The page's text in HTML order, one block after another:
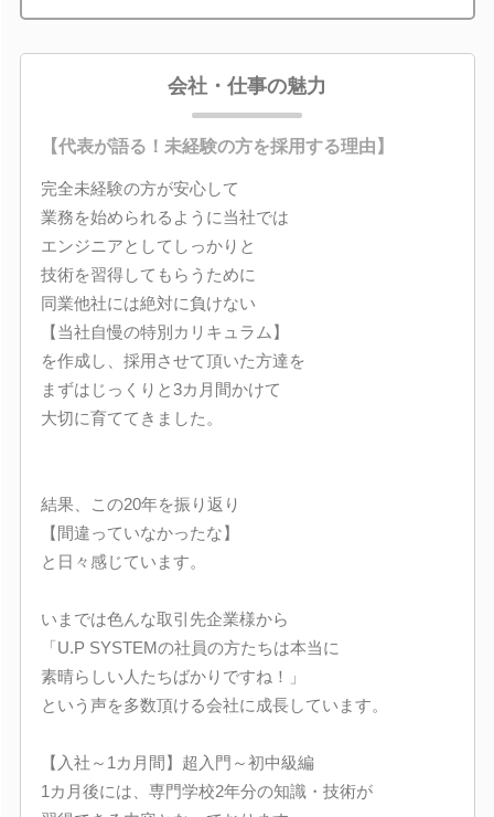
会社・仕事の魅力
【代表が語る！未経験の方を採用する理由】
完全未経験の方が安心して
業務を始められるように当社では
エンジニアとしてしっかりと
技術を習得してもらうために
同業他社には絶対に負けない
【当社自慢の特別カリキュラム】
を作成し、採用させて頂いた方達を
まずはじっくりと3カ月間かけて
大切に育ててきました。
結果、この20年を振り返り
【間違っていなかったな】
と日々感じています。
いまでは色んな取引先企業様から
「U.P SYSTEMの社員の方たちは本当に
素晴らしい人たちばかりですね！」
という声を多数頂ける会社に成長しています。
【入社～1カ月間】超入門～初中級編
1カ月後には、専門学校2年分の知識・技術が